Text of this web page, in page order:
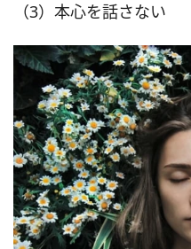
（3）本心を話さない